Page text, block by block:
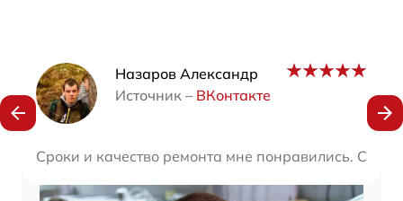
Назаров Александр
Источник – ВКонтакте
Сроки и качество ремонта мне понравились.
Наши мастера